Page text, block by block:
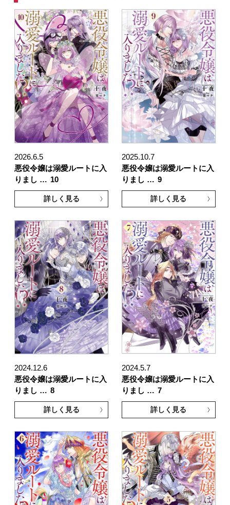
2026.6.5
悪役令嬢は溺愛ルートに入
りまし … 10
詳しく見る
2025.10.7
悪役令嬢は溺愛ルートに入
りまし … 9
詳しく見る
2024.12.6
悪役令嬢は溺愛ルートに入
りまし … 8
詳しく見る
2024.5.7
悪役令嬢は溺愛ルートに入
りまし … 7
詳しく見る